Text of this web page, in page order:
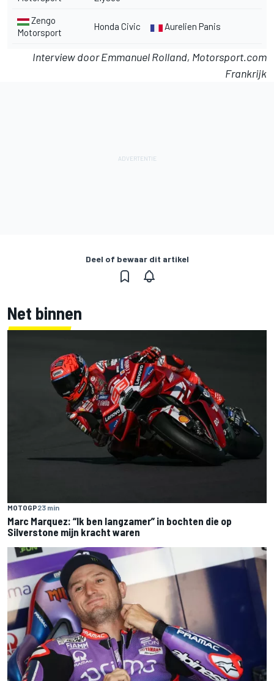
Zengo
Motorsport
Honda Civic Aurelien Panis
Interview door Emmanuel Rolland, Motorsport.com
Frankrijk
Deel of bewaar dit artikel
Net binnen
MOTOGP23 min
Marc Marquez: “Ik ben langzamer” in bochten die op
Silverstone mijn kracht waren